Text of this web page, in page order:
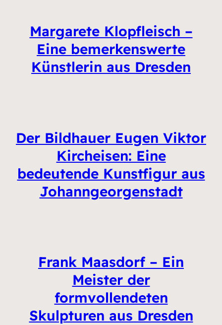
Margarete Klopfleisch –
Eine bemerkenswerte
Künstlerin aus Dresden
Der Bildhauer Eugen Viktor
Kircheisen: Eine
bedeutende Kunstfigur aus
Johanngeorgenstadt
Frank Maasdorf – Ein
Meister der
formvollendeten
Skulpturen aus Dresden